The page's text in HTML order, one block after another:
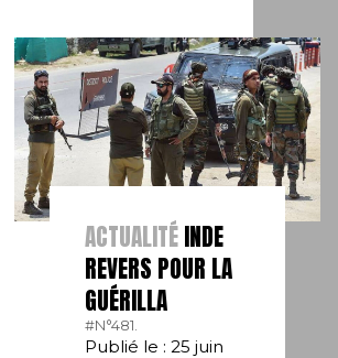
ACTUALITÉINDE
REVERS POUR LA
GUÉRILLA
#N°481.
Publié le : 25 juin